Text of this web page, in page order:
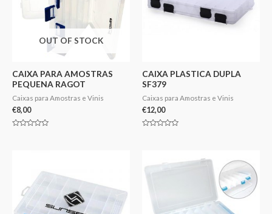
OUT OF STOCK
CAIXA PARA AMOSTRAS
PEQUENA RAGOT
Caixas para Amostras e Vinis
€8,00
CAIXA PLASTICA DUPLA
SF379
Caixas para Amostras e Vinis
€12,00